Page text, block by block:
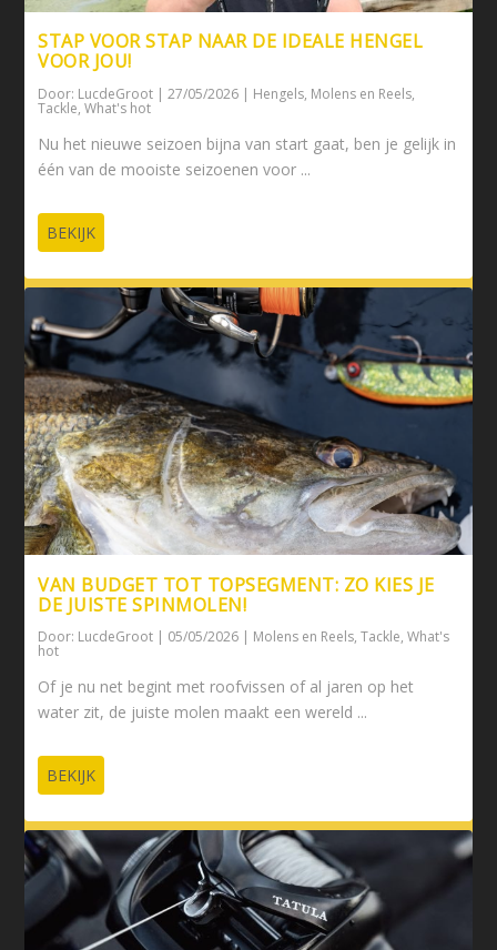
STAP VOOR STAP NAAR DE IDEALE HENGEL
VOOR JOU!
Door: LucdeGroot |27/05/2026 | Hengels, Molens en Reels,
Tackle,What's hot
Nu het nieuwe seizoen bijna van start gaat, ben je gelijk in
één van de mooiste seizoenen voor ...
BEKIJK
VAN BUDGET TOT TOPSEGMENT: ZO KIES JE
DE JUISTE SPINMOLEN!
Door: LucdeGroot | 05/05/2026 | Molens en Reels,Tackle,What's
hot
Of je nu net begint met roofvissen of al jaren op het
water zit, de juiste molen maakt een wereld ...
BEKIJK